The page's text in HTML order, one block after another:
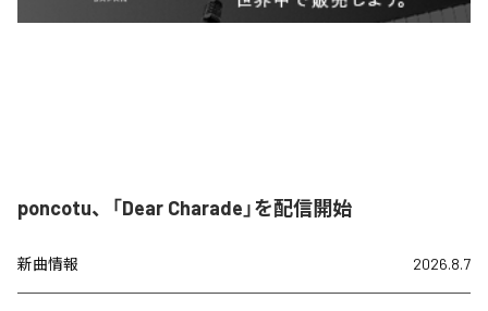
poncotu、「Dear Charade」を配信開始
新曲情報 2026.8.7